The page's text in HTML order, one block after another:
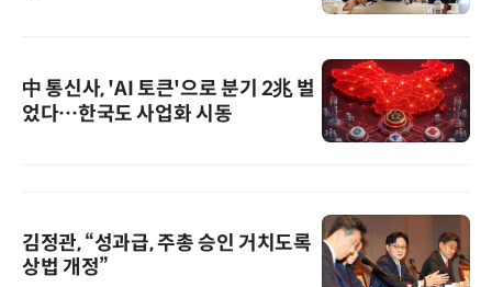
中 통신사, 'AI 토큰'으로 분기 2兆 벌
었다…한국도 사업화 시동
김정관, “성과급, 주총 승인 거치도록
상법 개정”